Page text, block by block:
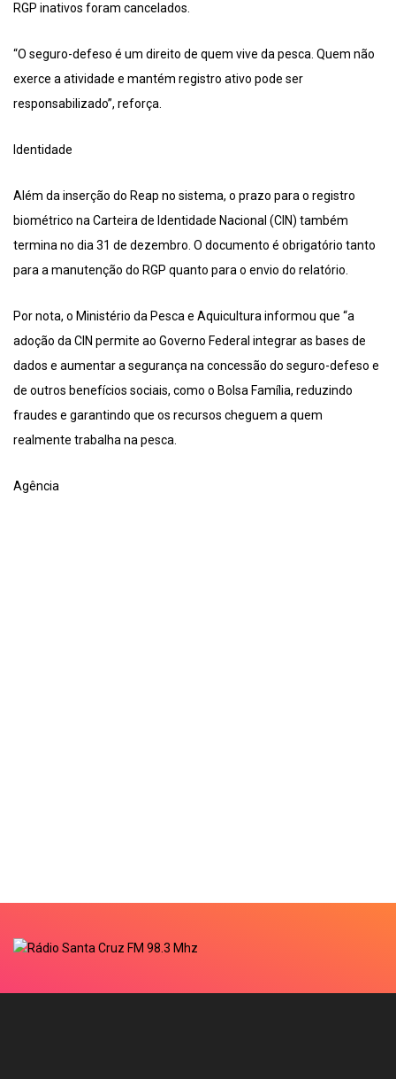
RGP inativos foram cancelados.
“O seguro-defeso é um direito de quem vive da pesca. Quem não
exerce a atividade e mantém registro ativo pode ser
responsabilizado”, reforça.
Identidade
Além da inserção do Reap no sistema, o prazo para o registro
biométrico na Carteira de Identidade Nacional (CIN) também
termina no dia 31 de dezembro. O documento é obrigatório tanto
para a manutenção do RGP quanto para o envio do relatório.
Por nota, o Ministério da Pesca e Aquicultura informou que “a
adoção da CIN permite ao Governo Federal integrar as bases de
dados e aumentar a segurança na concessão do seguro-defeso e
de outros benefícios sociais, como o Bolsa Família, reduzindo
fraudes e garantindo que os recursos cheguem a quem
realmente trabalha na pesca.
Agência